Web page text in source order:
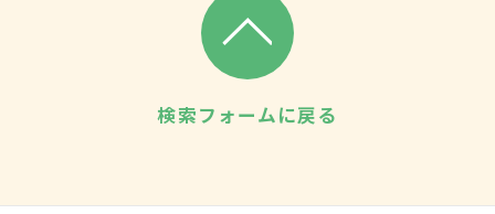
検索フォームに戻る